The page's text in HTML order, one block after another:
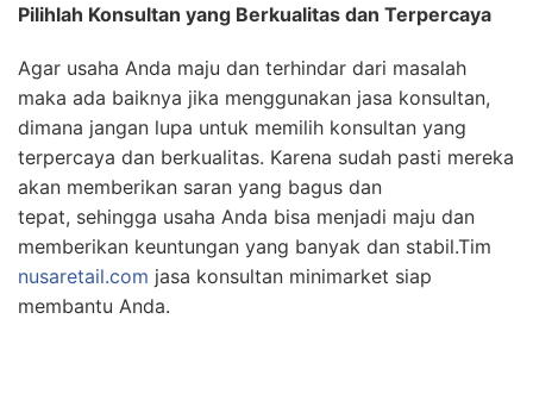
Pilihlah Konsultan yang Berkualitas dan Terpercaya
Agar usaha Anda maju dan terhindar dari masalah
maka ada baiknya jika menggunakan jasa konsultan,
dimana jangan lupa untuk memilih konsultan yang
terpercaya dan berkualitas. Karena sudah pasti mereka
akan memberikan saran yang bagus dan
tepat, sehingga usaha Anda bisa menjadi maju dan
memberikan keuntungan yang banyak dan stabil.Tim
nusaretail.com jasa konsultan minimarket siap
membantu Anda.